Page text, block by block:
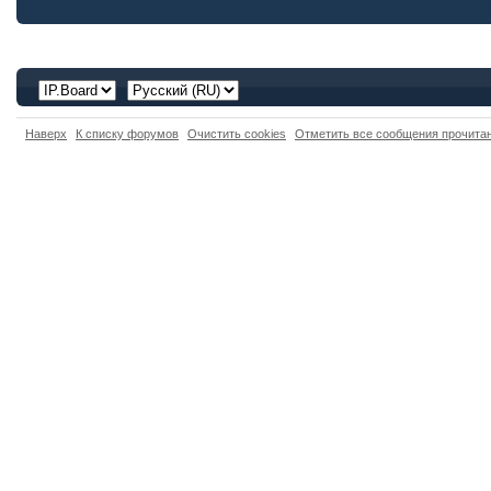
Наверх К списку форумов Очистить cookies Отметить все сообщения